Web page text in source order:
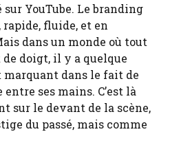
YouTube. Le branding
fluide, et en
dans un monde où tout
doigt, il y a quelque
marquant dans le fait de
ses mains. C’est là
sur le devant de la scène,
du passé, mais comme